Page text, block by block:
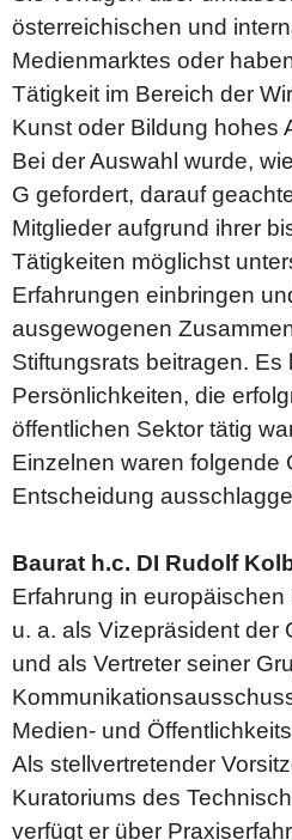
österreichischen und
Medienmarktes oder
Tätigkeit im Bereich der
Kunst oder Bildung hohes
Bei der Auswahl wurde,
G gefordert, darauf
Mitglieder aufgrund ihrer
Tätigkeiten möglichst
Erfahrungen einbringen
ausgewogenen
Stiftungsrats beitragen. Es
Persönlichkeiten, die
öffentlichen Sektor tätig
Einzelnen waren folgende
Entscheidung
Baurat h.c. DI Rudolf
Erfahrung in
u. a. als Vizepräsident der
und als Vertreter seiner
Medien- und
Als stellvertretender
Kuratoriums des
verfügt er über